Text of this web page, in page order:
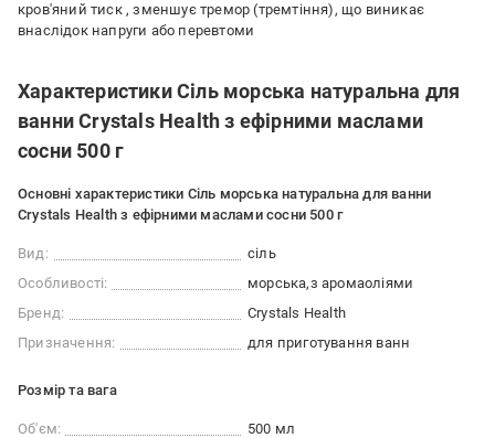
кров'яний тиск , зменшує тремор (тремтіння), що виникає
внаслідок напруги або перевтоми
Характеристики Сіль морська натуральна для
ванни Crystals Health з ефірними маслами
сосни 500 г
Основні характеристики Сіль морська натуральна для ванни
Crystals Health з ефірними маслами сосни 500 г
Вид:
сіль
Особливості:
морська з аромаоліями
Бренд:
Crystals Health
Призначення:
для приготування ванн
Розмір та вага
Об'єм:
500 мл